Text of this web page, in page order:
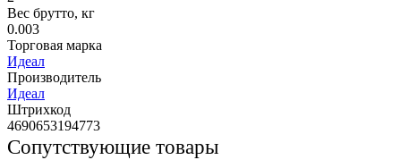
Вес брутто, кг
0.003
Торговая марка
Идеал
Производитель
Идеал
Штрихкод
4690653194773
Сопутствующие товары